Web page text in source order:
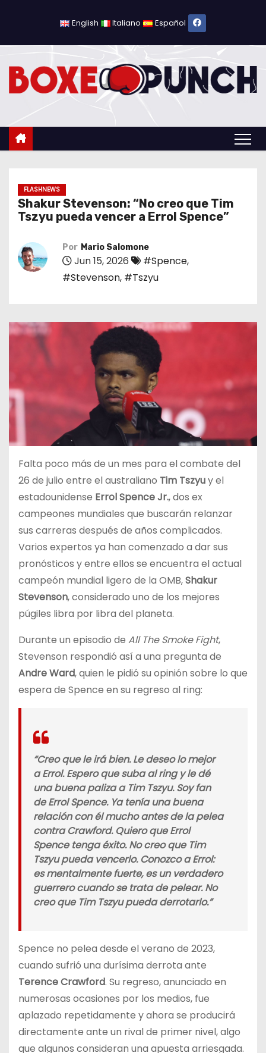
l
English Italiano Español
FLASHNEWS
Shakur Stevenson: “No creo que Tim
Tszyu pueda vencer a Errol Spence”
Por Mario Salomone
Jun 15, 2026 #Spence,
#Stevenson, #Tszyu
Falta poco más de un mes para el combate del
26 de julio entre el australiano Tim Tszyuy el
estadounidense Errol Spence Jr., dos ex
campeones mundiales que buscarán relanzar
sus carreras después de años complicados.
Varios expertos ya han comenzado a dar sus
pronósticos y entre ellos se encuentra el actual
campeón mundial ligero de la OMB,Shakur
Stevenson, considerado uno de los mejores
púgiles libra por libra del planeta.
Durante un episodio de All The Smoke Fight,
Stevenson respondió así a una pregunta de
Andre Ward, quien le pidió su opinión sobre lo que
espera de Spence en su regreso al ring:
“Creo que le irá bien. Le deseo lo mejor
a Errol. Espero que suba al ring y le dé
una buena paliza a Tim Tszyu. Soy fan
de Errol Spence. Ya tenía una buena
relación con él mucho antes de la pelea
contra Crawford. Quiero que Errol
Spence tenga éxito. No creo que Tim
Tszyu pueda vencerlo. Conozco a Errol:
es mentalmente fuerte, es un verdadero
guerrero cuando se trata de pelear. No
creo que Tim Tszyu pueda derrotarlo.”
Spence no pelea desde el verano de 2023,
cuando sufrió una durísima derrota ante
Terence Crawford. Su regreso, anunciado en
numerosas ocasiones por los medios, fue
aplazado repetidamente y ahora se producirá
directamente ante un rival de primer nivel, algo
que algunos consideran una apuesta arriesgada.